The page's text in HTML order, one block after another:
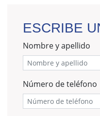
ESCRIBE
Nombre y apellido
Número de teléfono